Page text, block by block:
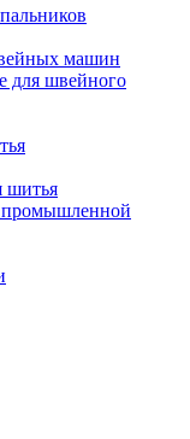
машин
для швейного
шитья